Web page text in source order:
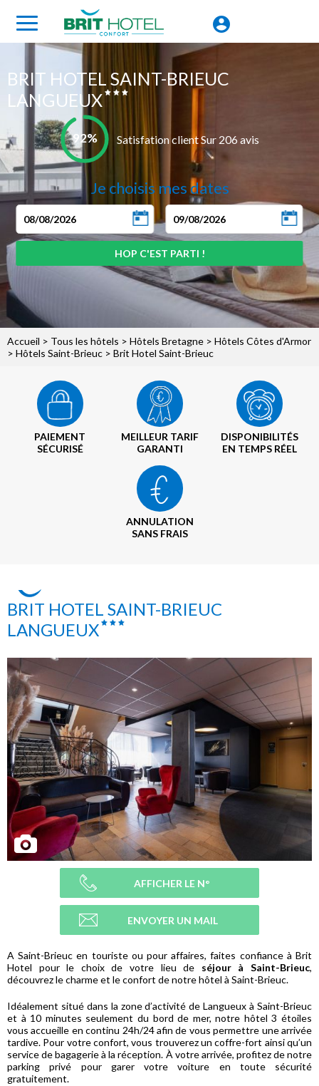
BRIT HOTEL SAINT-BRIEUC
LANGUEUX
92% Satisfation client Sur 206 avis
Je choisis mes dates
Accueil > Tous les hôtels > Hôtels Bretagne > Hôtels Côtes d'Armor
> Hôtels Saint-Brieuc > Brit Hotel Saint-Brieuc
PAIEMENT
SÉCURISÉ
MEILLEUR TARIF
GARANTI
DISPONIBILITÉS
EN TEMPS RÉEL
ANNULATION
SANS FRAIS
BRIT HOTEL SAINT-BRIEUC
LANGUEUX
AFFICHER LE N°
ENVOYER UN MAIL
A Saint-Brieuc en touriste ou pour affaires, faites confiance à Brit
Hotel pour le choix de votre lieu de séjour à Saint-Brieuc,
découvrez le charme et le confort de notre hôtel à Saint-Brieuc.
Idéalement situé dans la zone d’activité de Langueux à Saint-Brieuc
et à 10 minutes seulement du bord de mer, notre hôtel 3 étoiles
vous accueille en continu 24h/24 afin de vous permettre une arrivée
tardive. Pour votre confort, vous trouverez un coffre-fort ainsi qu’un
service de bagagerie à la réception. À votre arrivée, profitez de notre
parking privé pour garer votre voiture en toute sécurité
gratuitement.